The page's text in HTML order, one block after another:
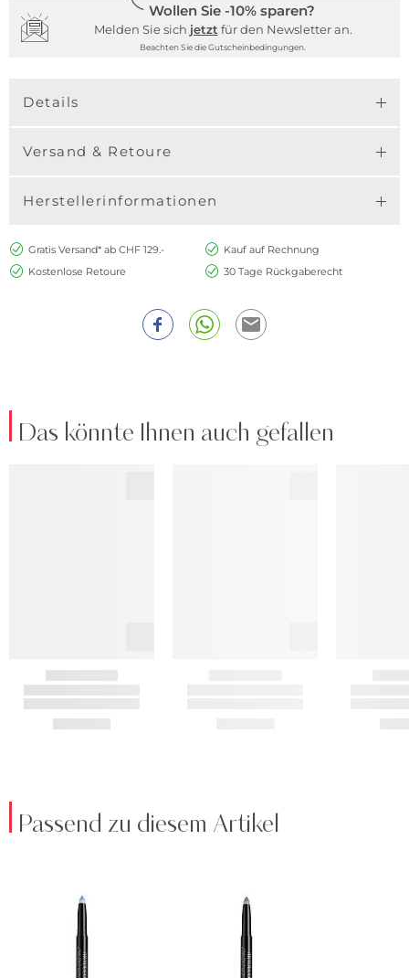
Wollen Sie -10% sparen?
Melden Sie sich jetzt für den Newsletter an.
Beachten Sie die Gutscheinbedingungen.
Details
Versand & Retoure
Herstellerinformationen
Gratis Versand* ab CHF 129.-
Kauf auf Rechnung
Kostenlose Retoure
30 Tage Rückgaberecht
Das könnte Ihnen auch gefallen
Passend zu diesem Artikel